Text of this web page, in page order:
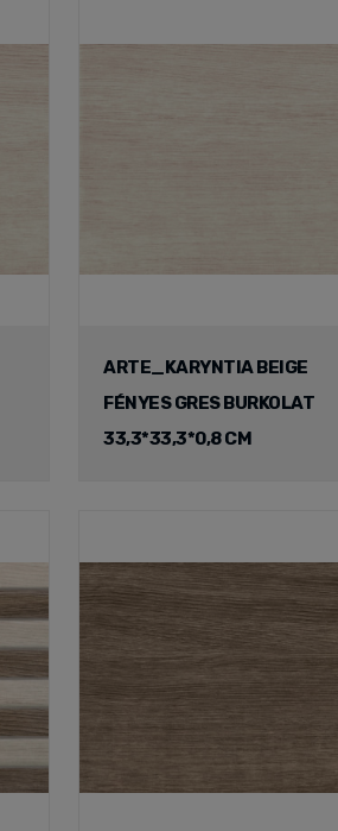
ARTE_KARYNTIA BEIGE
FÉNYES GRES BURKOLAT
33,3*33,3*0,8 CM